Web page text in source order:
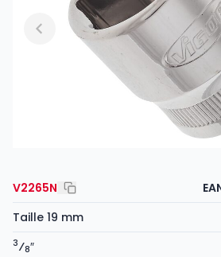
V2265N
Taille 19 mm
3⁄8″